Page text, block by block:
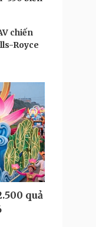
chiến
Royce
quả